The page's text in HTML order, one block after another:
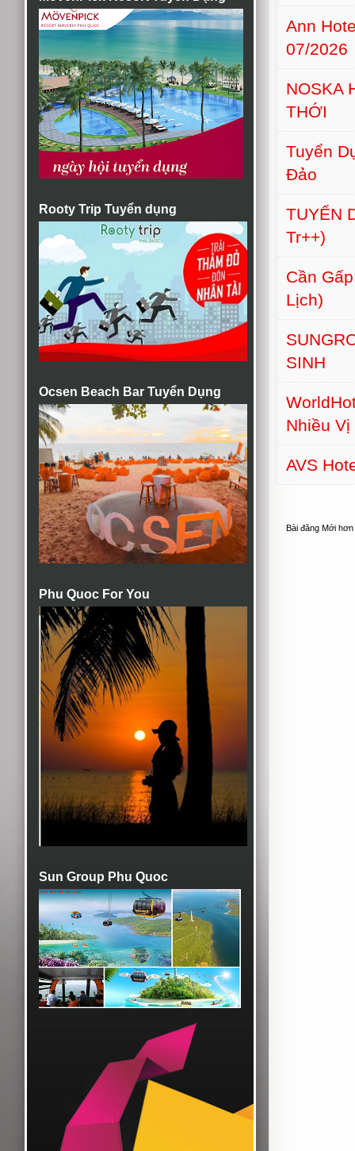
Rooty Trip Tuyển dụng
Ocsen Beach Bar Tuyển Dụng
Phu Quoc For You
Sun Group Phu Quoc
Ann
07/2026
NOSKA
THỚI
Tuyển
Đảo
TUYỂN
Tr++)
Cần
Lịch)
SINH
Nhiều Vị
AVS
Bài đăng Mới hơn